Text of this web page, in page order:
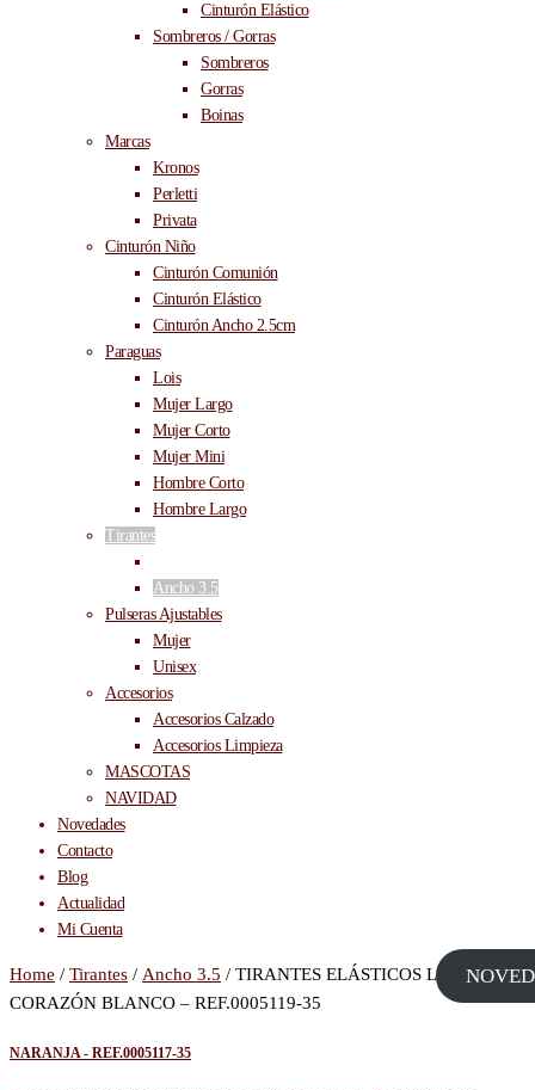
Cinturón Elástico
Sombreros / Gorras
Sombreros
Gorras
Boinas
Marcas
Kronos
Perletti
Privata
Cinturón Niño
Cinturón Comunión
Cinturón Elástico
Cinturón Ancho 2.5cm
Paraguas
Lois
Mujer Largo
Mujer Corto
Mujer Mini
Hombre Corto
Hombre Largo
Tirantes
Ancho 3.5
Pulseras Ajustables
Mujer
Unisex
Accesorios
Accesorios Calzado
Accesorios Limpieza
MASCOTAS
NAVIDAD
Novedades
Contacto
Blog
Actualidad
Mi Cuenta
Home / Tirantes / Ancho 3.5 / TIRANTES ELÁSTICOS LISO
CORAZÓN BLANCO – REF.0005119-35
NARANJA - REF.0005117-35